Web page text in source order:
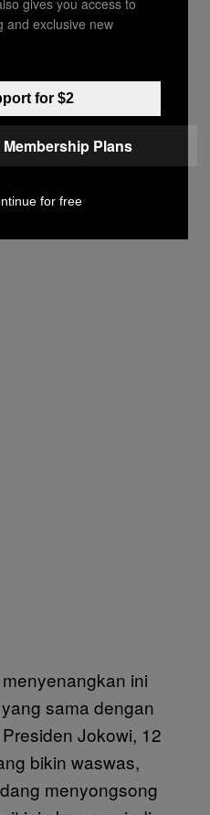
memprediksi hal
maaf,
mempunyai
kami itu,
salah satu dari
masih ada. Tapi
adalah
ini
sama dengan
Jokowi, 12
bikin waswas,
menyongsong
and exclusive new
for $2
Membership Plans
for free